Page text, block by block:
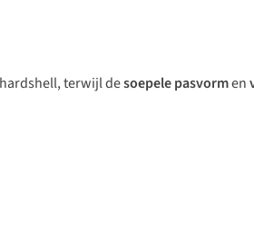
terwijl desoepele pasvormen